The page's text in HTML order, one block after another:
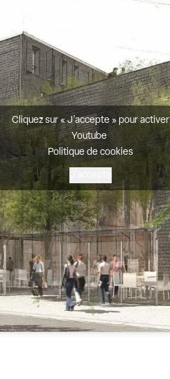
Cliquez sur « J’accepte » pour activer
Youtube
Politique de cookies